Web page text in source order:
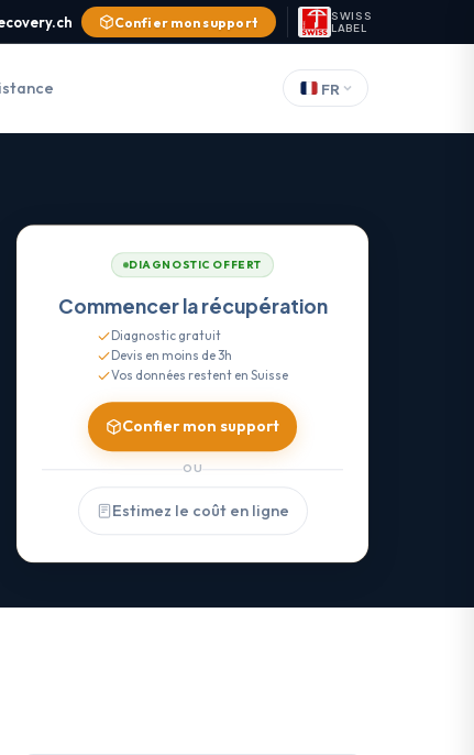
Confier mon support
SWISS
LABEL
FR
DIAGNOSTIC OFFERT
Commencer la récupération
Diagnostic gratuit
Devis en moins de 3h
Vos données restent en Suisse
Confier mon support
OU
Estimez le coût en ligne